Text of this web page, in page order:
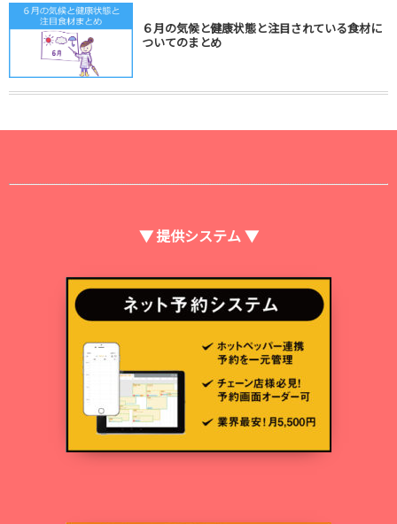
６月の気候と健康状態と注目されている食材に
ついてのまとめ
▼ 提供システム ▼